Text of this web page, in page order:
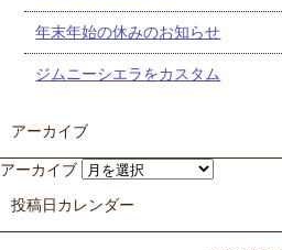
年末年始の休みのお知らせ
ジムニーシエラをカスタム
アーカイブ
アーカイブ
投稿日カレンダー